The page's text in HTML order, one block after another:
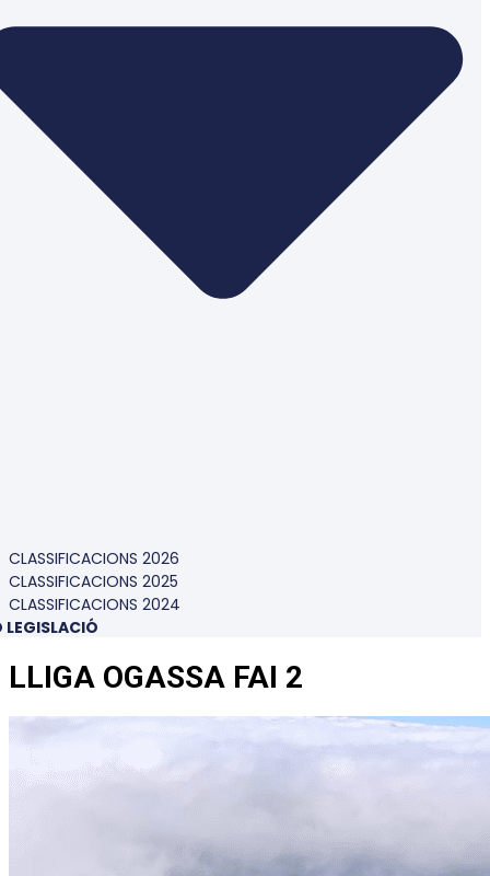
CLASSIFICACIONS 2026
CLASSIFICACIONS 2025
CLASSIFICACIONS 2024
LEGISLACIÓ
LLIGA OGASSA FAI 2